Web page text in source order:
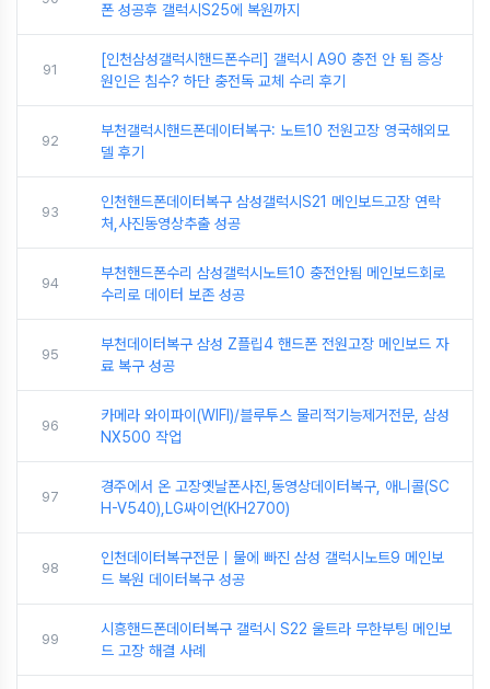
폰 성공후 갤럭시S25에 복원까지
91
[인천삼성갤럭시핸드폰수리] 갤럭시 A90 충전 안 됨 증상
원인은 침수? 하단 충전독 교체 수리 후기
92
부천갤럭시핸드폰데이터복구: 노트10 전원고장 영국해외모
델 후기
93
인천핸드폰데이터복구 삼성갤럭시S21 메인보드고장 연락
처,사진동영상추출 성공
94
부천핸드폰수리 삼성갤럭시노트10 충전안됨 메인보드회로
수리로 데이터 보존 성공
95
부천데이터복구 삼성 Z플립4 핸드폰 전원고장 메인보드 자
료 복구 성공
96
카메라 와이파이(WIFI)/블루투스 물리적기능제거전문, 삼성
NX500 작업
97
경주에서 온 고장옛날폰사진,동영상데이터복구, 애니콜(SC
H-V540),LG싸이언(KH2700)
98
인천데이터복구전문｜물에 빠진 삼성 갤럭시노트9 메인보
드 복원 데이터복구 성공
99
시흥핸드폰데이터복구 갤럭시 S22 울트라 무한부팅 메인보
드 고장 해결 사례